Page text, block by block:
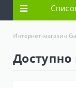
Интернет-магазин